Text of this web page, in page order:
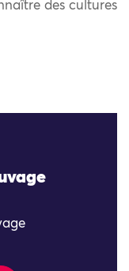
des cultures